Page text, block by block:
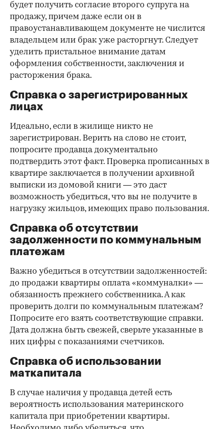
будет получить согласие второго супруга на
продажу, причем даже если он в
правоустанавливающем документе не числится
владельцем или брак уже расторгнут. Следует
уделить пристальное внимание датам
оформления собственности, заключения и
расторжения брака.
Справка о зарегистрированных
лицах
Идеально, если в жилище никто не
зарегистрирован. Верить на слово не стоит,
попросите продавца документально
подтвердить этот факт. Проверка прописанных в
квартире заключается в получении архивной
выписки из домовой книги — это даст
возможность убедиться, что вы не получите в
нагрузку жильцов, имеющих право пользования.
Справка об отсутствии
задолженности по коммунальным
платежам
Важно убедиться в отсутствии задолженностей:
до продажи квартиры оплата «коммуналки» —
обязанность прежнего собственника. А как
проверить долги по коммунальным платежам?
Попросите его взять соответствующие справки.
Дата должна быть свежей, сверьте указанные в
них цифры с показаниями счетчиков.
Справка об использовании
маткапитала
В случае наличия у продавца детей есть
вероятность использования материнского
капитала при приобретении квартиры.